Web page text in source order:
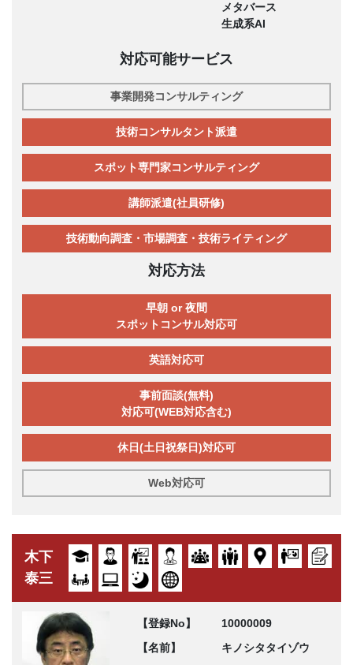
メタバース
生成系AI
対応可能サービス
事業開発コンサルティング
技術コンサルタント派遣
スポット専門家コンサルティング
講師派遣(社員研修)
技術動向調査・市場調査・技術ライティング
対応方法
早朝 or 夜間
スポットコンサル対応可
英語対応可
事前面談(無料)
対応可(WEB対応含む)
休日(土日祝祭日)対応可
Web対応可
木下
泰三
【登録No】
10000009
【名前】
キノシタタイゾウ